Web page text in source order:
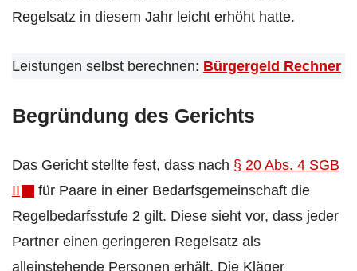
Regelsatz in diesem Jahr leicht erhöht hatte.
Leistungen selbst berechnen: Bürgergeld Rechner
Begründung des Gerichts
Das Gericht stellte fest, dass nach § 20 Abs. 4 SGB
II
für Paare in einer Bedarfsgemeinschaft die
Regelbedarfsstufe 2 gilt. Diese sieht vor, dass jeder
Partner einen geringeren Regelsatz als
alleinstehende Personen erhält. Die Kläger